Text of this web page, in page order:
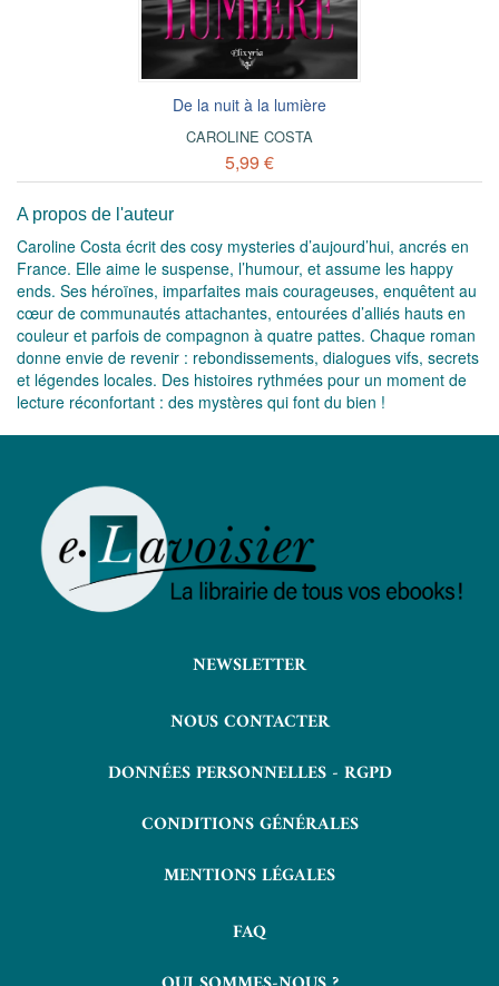
De la nuit à la lumière
CAROLINE COSTA
5,99 €
A propos de l'auteur
Caroline Costa écrit des cosy mysteries d’aujourd’hui, ancrés en
France. Elle aime le suspense, l’humour, et assume les happy
ends. Ses héroïnes, imparfaites mais courageuses, enquêtent au
cœur de communautés attachantes, entourées d’alliés hauts en
couleur et parfois de compagnon à quatre pattes. Chaque roman
donne envie de revenir : rebondissements, dialogues vifs, secrets
et légendes locales. Des histoires rythmées pour un moment de
lecture réconfortant : des mystères qui font du bien !
NEWSLETTER
NOUS CONTACTER
DONNÉES PERSONNELLES - RGPD
CONDITIONS GÉNÉRALES
MENTIONS LÉGALES
FAQ